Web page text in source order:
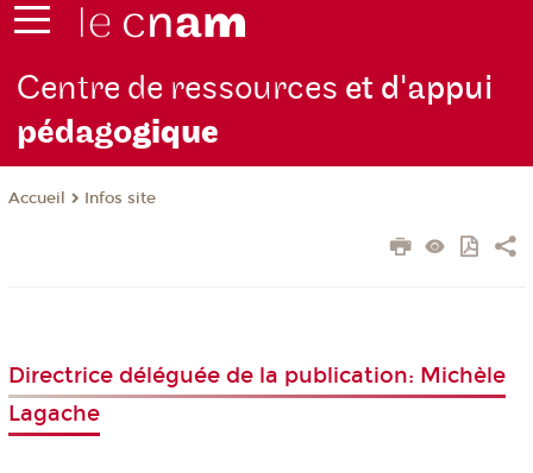
Centre de ressources et d'appui
pédagogique
Accueil Infos site
Directrice déléguée de la publication: Michèle
Lagache